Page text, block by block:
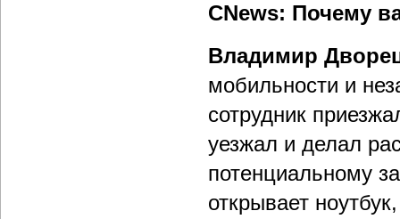
CNews: Почему
Владимир
мобильности и
сотрудник
уезжал и делал
потенциальному
открывает